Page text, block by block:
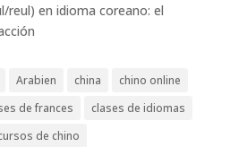
reul) en idioma coreano: el
Arabien china
chino online
de frances
clases de idiomas
de chino